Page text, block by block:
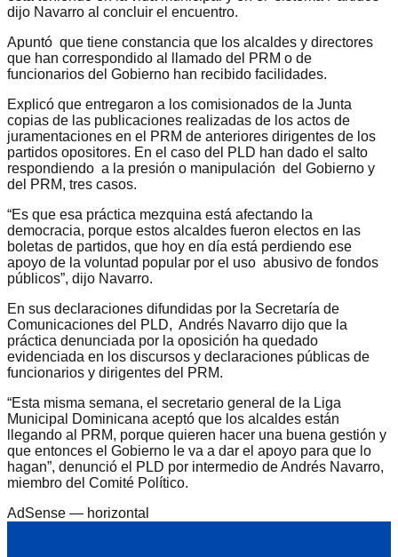
dijo Navarro al concluir el encuentro.
Apuntó que tiene constancia que los alcaldes y directores
que han correspondido al llamado del PRM o de
funcionarios del Gobierno han recibido facilidades.
Explicó que entregaron a los comisionados de la Junta
copias de las publicaciones realizadas de los actos de
juramentaciones en el PRM de anteriores dirigentes de los
partidos opositores. En el caso del PLD han dado el salto
respondiendo a la presión o manipulación del Gobierno y
del PRM, tres casos.
“Es que esa práctica mezquina está afectando la
democracia, porque estos alcaldes fueron electos en las
boletas de partidos, que hoy en día está perdiendo ese
apoyo de la voluntad popular por el uso abusivo de fondos
públicos”, dijo Navarro.
En sus declaraciones difundidas por la Secretaría de
Comunicaciones del PLD, Andrés Navarro dijo que la
práctica denunciada por la oposición ha quedado
evidenciada en los discursos y declaraciones públicas de
funcionarios y dirigentes del PRM.
“Esta misma semana, el secretario general de la Liga
Municipal Dominicana aceptó que los alcaldes están
llegando al PRM, porque quieren hacer una buena gestión y
que entonces el Gobierno le va a dar el apoyo para que lo
hagan”, denunció el PLD por intermedio de Andrés Navarro,
miembro del Comité Político.
AdSense — horizontal